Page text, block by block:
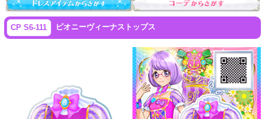
CP S6-111 ピオニーヴィーナストップス